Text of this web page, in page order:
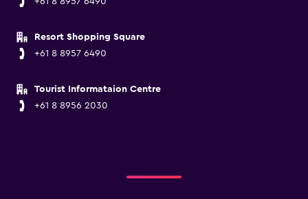
Resort Shopping Square
+61 8 8957 6490
Tourist Informataion Centre
+61 8 8956 2030